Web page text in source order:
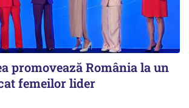
promovează România la un
femeilor lider